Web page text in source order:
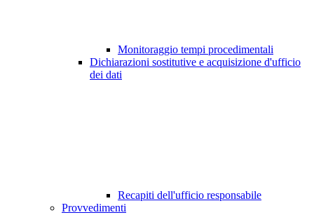
Monitoraggio tempi procedimentali
Dichiarazioni sostitutive e acquisizione d'ufficio
dei dati
Recapiti dell'ufficio responsabile
Provvedimenti